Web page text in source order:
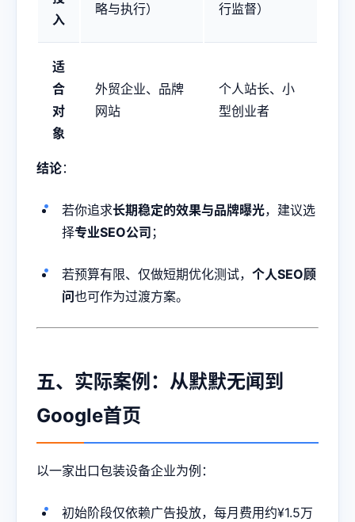
入
略与执行）
行监督）
适
合
对
象
外贸企业、品牌
网站
个人站长、小
型创业者
结论：
若你追求长期稳定的效果与品牌曝光，建议选
择专业SEO公司 ；
若预算有限、仅做短期优化测试， 个人SEO顾
问也可作为过渡方案。
五、实际案例：从默默无闻到
Google首页
以一家出口包装设备企业为例：
初始阶段仅依赖广告投放，每月费用约¥1.5万